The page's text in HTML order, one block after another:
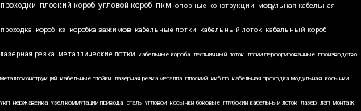
проходки плоский короб угловой короб пкм опорные конструкции модульная кабельная
проходка короб кз коробка зажимов кабельные лотки кабельный лоток кабельный короб
лазерная резка металлические лотки кабельные короба лестничный лоток лотки перфорированные производство
металлоконструкций кабельные стойки лазерная резка металла плоский ккб по кабельная проходка модульная косынки
укп нержавейка узел коммутации привода сталь угловой косынки боковые глубокий кабельный лоток лазер лэп монтаж